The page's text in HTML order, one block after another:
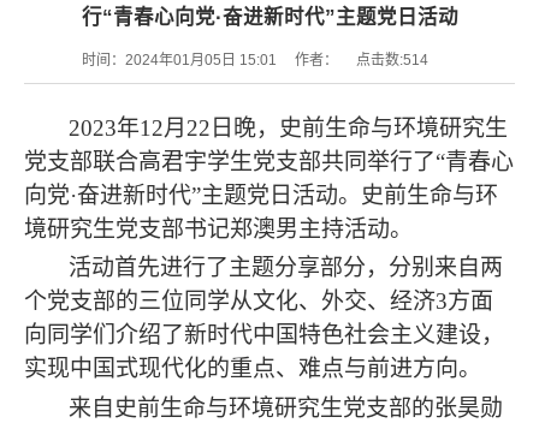
行“青春心向党·奋进新时代”主题党日活动
时间：2024年01月05日 15:01 作者： 点击数:514
2023年12月22日晚，史前生命与环境研究生
党支部联合高君宇学生党支部共同举行了“青春心
向党·奋进新时代”主题党日活动。史前生命与环
境研究生党支部书记郑澳男主持活动。
活动首先进行了主题分享部分，分别来自两
个党支部的三位同学从文化、外交、经济3方面
向同学们介绍了新时代中国特色社会主义建设，
实现中国式现代化的重点、难点与前进方向。
来自史前生命与环境研究生党支部的张昊勋